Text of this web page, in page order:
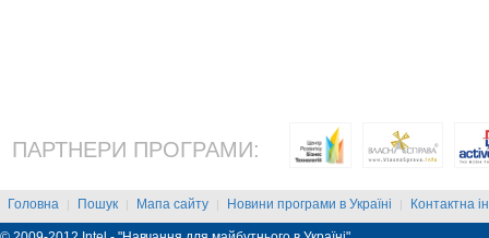
ПАРТНЕРИ ПРОГРАМИ:
Головна | Пошук | Мапа сайту | Новини програми в Україні | Контактна